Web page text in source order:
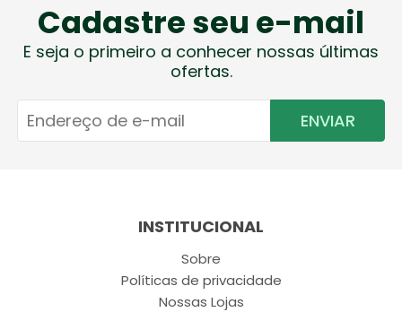
Cadastre seu e-mail
E seja o primeiro a conhecer nossas últimas
ofertas.
ENVIAR
INSTITUCIONAL
Sobre
Políticas de privacidade
Nossas Lojas